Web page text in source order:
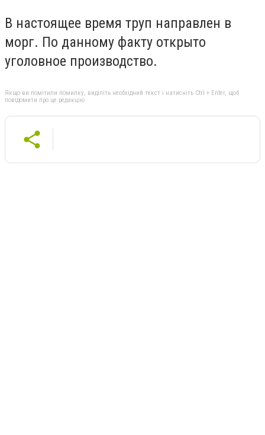
В настоящее время труп направлен в
морг. По данному факту открыто
уголовное производство.
Якщо ви помітили помилку, виділіть необхідний текст і натисніть Ctrl + Enter, щоб
повідомити про це редакцію